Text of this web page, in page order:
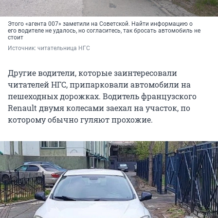
Этого «агента 007» заметили на Советской. Найти информацию о
его водителе не удалось, но согласитесь, так бросать автомобиль не
стоит
Источник: читательница НГС
Другие водители, которые заинтересовали
читателей НГС, припарковали автомобили на
пешеходных дорожках. Водитель французского
Renault двумя колесами заехал на участок, по
которому обычно гуляют прохожие.